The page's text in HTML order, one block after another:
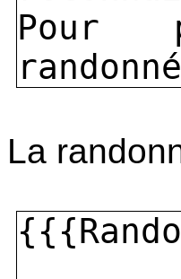
Pour
La